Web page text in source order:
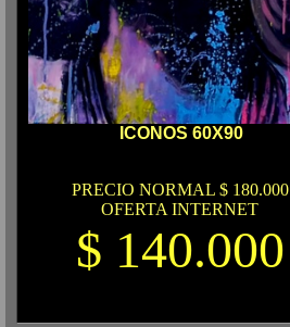
ICONOS 60X90
PRECIO NORMAL $ 180.000
OFERTA INTERNET
$ 140.000